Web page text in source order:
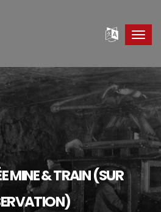
MINE & TRAIN (SUR